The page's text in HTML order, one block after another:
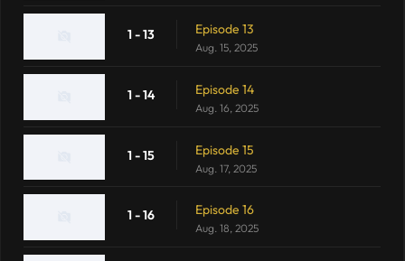
1 - 13 Episode 13
Aug. 15, 2025
1 - 14 Episode 14
Aug. 16, 2025
1 - 15 Episode 15
Aug. 17, 2025
1 - 16 Episode 16
Aug. 18, 2025